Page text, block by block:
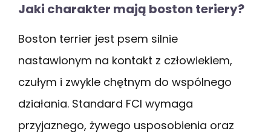
Jaki charakter mają boston teriery?
Boston terrier jest psem silnie
nastawionym na kontakt z człowiekiem,
czułym i zwykle chętnym do wspólnego
działania. Standard FCI wymaga
przyjaznego, żywego usposobienia oraz